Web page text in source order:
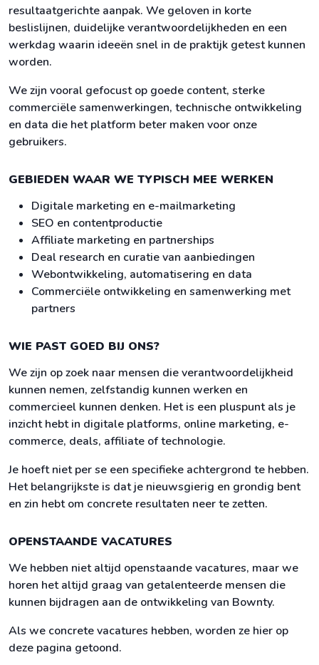
resultaatgerichte aanpak. We geloven in korte
beslislijnen, duidelijke verantwoordelijkheden en een
werkdag waarin ideeën snel in de praktijk getest kunnen
worden.
We zijn vooral gefocust op goede content, sterke
commerciële samenwerkingen, technische ontwikkeling
en data die het platform beter maken voor onze
gebruikers.
GEBIEDEN WAAR WE TYPISCH MEE WERKEN
Digitale marketing en e-mailmarketing
SEO en contentproductie
Affiliate marketing en partnerships
Deal research en curatie van aanbiedingen
Webontwikkeling, automatisering en data
Commerciële ontwikkeling en samenwerking met
partners
WIE PAST GOED BIJ ONS?
We zijn op zoek naar mensen die verantwoordelijkheid
kunnen nemen, zelfstandig kunnen werken en
commercieel kunnen denken. Het is een pluspunt als je
inzicht hebt in digitale platforms, online marketing, e-
commerce, deals, affiliate of technologie.
Je hoeft niet per se een specifieke achtergrond te hebben.
Het belangrijkste is dat je nieuwsgierig en grondig bent
en zin hebt om concrete resultaten neer te zetten.
OPENSTAANDE VACATURES
We hebben niet altijd openstaande vacatures, maar we
horen het altijd graag van getalenteerde mensen die
kunnen bijdragen aan de ontwikkeling van Bownty.
Als we concrete vacatures hebben, worden ze hier op
deze pagina getoond.